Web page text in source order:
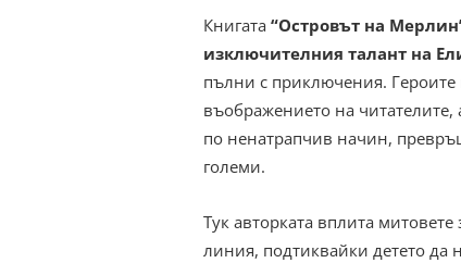
Книгата “Островът на
изключителния талант на
пълни с приключения.
въображението на
по ненатрапчив начин,
големи.
Тук авторката вплита
линия, подтиквайки детето да